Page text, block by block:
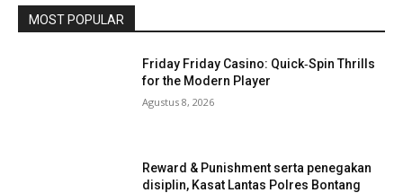
MOST POPULAR
Friday Friday Casino: Quick‑Spin Thrills
for the Modern Player
Agustus 8, 2026
Reward & Punishment serta penegakan
disiplin, Kasat Lantas Polres Bontang